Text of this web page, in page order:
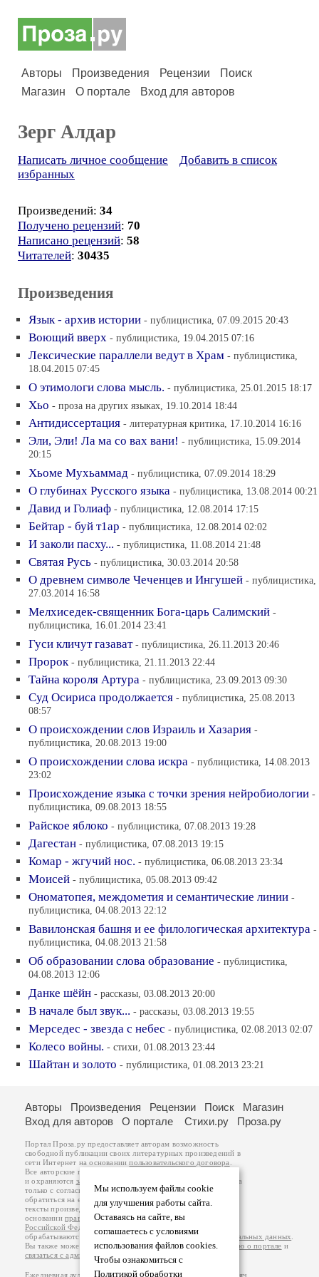
Авторы Произведения Рецензии
Поиск
Магазин
О портале Вход для авторов
Зерг Алдар
Написать личное сообщение
Добавить в список
избранных
Произведений: 34
Получено рецензий: 70
Написано рецензий: 58
Читателей: 30435
Произведения
Язык - архив истории - публицистика, 07.09.2015 20:43
Воющий вверх - публицистика, 19.04.2015 07:16
Лексические параллели ведут в Храм - публицистика,
18.04.2015 07:45
О этимологи слова мысль. - публицистика, 25.01.2015 18:17
Хьо - проза на других языках, 19.10.2014 18:44
Антидиссертация - литературная критика, 17.10.2014 16:16
Эли, Эли! Ла ма со вах вани! - публицистика, 15.09.2014
20:15
Хьоме Мухьаммад - публицистика, 07.09.2014 18:29
О глубинах Русского языка - публицистика, 13.08.2014 00:21
Давид и Голиаф - публицистика, 12.08.2014 17:15
Бейтар - буй т1ар - публицистика, 12.08.2014 02:02
И заколи пасху... - публицистика, 11.08.2014 21:48
Святая Русь - публицистика, 30.03.2014 20:58
О древнем символе Чеченцев и Ингушей - публицистика,
27.03.2014 16:58
Мелхиседек-священник Бога-царь Салимский -
публицистика, 16.01.2014 23:41
Гуси кличут газават - публицистика, 26.11.2013 20:46
Пророк - публицистика, 21.11.2013 22:44
Тайна короля Артура - публицистика, 23.09.2013 09:30
Суд Осириса продолжается - публицистика, 25.08.2013
08:57
О происхождении слов Израиль и Хазария -
публицистика, 20.08.2013 19:00
О происхождении слова искра - публицистика, 14.08.2013
23:02
Происхождение языка с точки зрения нейробиологии -
публицистика, 09.08.2013 18:55
Райское яблоко - публицистика, 07.08.2013 19:28
Дагестан - публицистика, 07.08.2013 19:15
Комар - жгучий нос. - публицистика, 06.08.2013 23:34
Моисей - публицистика, 05.08.2013 09:42
Ономатопея, междометия и семантические линии -
публицистика, 04.08.2013 22:12
Вавилонская башня и ее филологическая архитектура -
публицистика, 04.08.2013 21:58
Об образовании слова образование - публицистика,
04.08.2013 12:06
Данке шёйн - рассказы, 03.08.2013 20:00
В начале был звук... - рассказы, 03.08.2013 19:55
Мерседес - звезда с небес - публицистика, 02.08.2013 02:07
Колесо войны. - стихи, 01.08.2013 23:44
Шайтан и золото - публицистика, 01.08.2013 23:21
Мы используем файлы cookie
для улучшения работы сайта.
Оставаясь на сайте, вы
соглашаетесь с условиями
использования файлов cookies.
Чтобы ознакомиться с
Политикой обработки
Авторы Произведения Рецензии Поиск
Магазин
Вход для авторов
О портале Стихи.ру Проза.ру
Портал Проза.ру предоставляет авторам возможность
свободной публикации своих литературных произведений в
сети Интернет на основаниипользовательского договора
Все авторские права на произведения принадлежат авторам
и охраняются законом
. Перепечатка произведений возможна
только с согласия его автора, к которому вы можете
обратиться на его авторской странице. Ответственность за
тексты произведений авторы несут самостоятельно на
основанииправил публикацииизаконодательства
Российской Федерации
обрабатываются на основанииПолитики обработки персональных данных
Вы также можете посмотреть более подробнуюинформацию о портале и
связаться с администрацией
Ежедневная аудитория портала Проза.ру – порядка 100 тысяч